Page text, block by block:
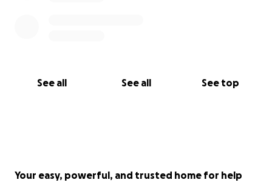
See all See all See top
Your easy, powerful, and trusted home for help